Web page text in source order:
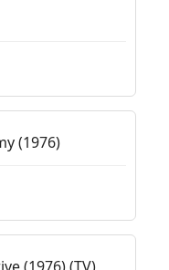
(1976)